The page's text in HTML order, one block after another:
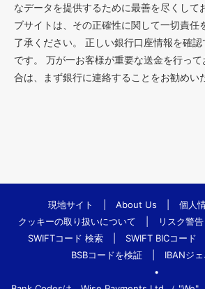
なデータを提供するために最善を尽くして
ブサイトは、その正確性に関して一切責任
了承ください。 正しい銀行口座情報を確
です。 万が一お客様が重要な送金を行っ
合は、まず銀行に連絡することをお勧めい
現地サイト About Us 個人
クッキーの取り扱いについて
リスク警告
SWIFTコード 検索
SWIFT BICコード
BSBコードを検証
IBANジ
•